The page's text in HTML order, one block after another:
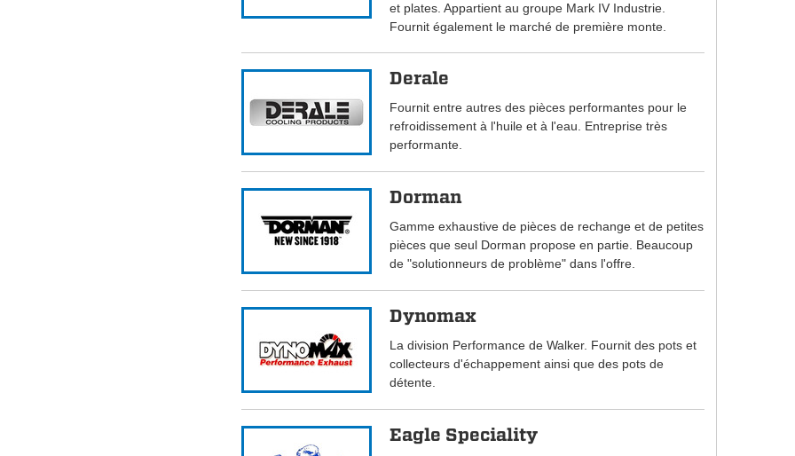
et plates. Appartient au groupe Mark IV Industrie.
Fournit également le marché de première monte.
Derale
Fournit entre autres des pièces performantes pour le
refroidissement à l'huile et à l'eau. Entreprise très
performante.
Dorman
Gamme exhaustive de pièces de rechange et de petites
pièces que seul Dorman propose en partie. Beaucoup
de "solutionneurs de problème" dans l'offre.
Dynomax
La division Performance de Walker. Fournit des pots et
collecteurs d'échappement ainsi que des pots de
détente.
Eagle Speciality